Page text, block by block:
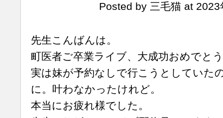
Posted by 三毛猫 at
先生こんばんは。
町医者ご卒業ライブ、大成功おめでと
実は妹が予約なしで行こうとしていた
に。叶わなかったけれど。
本当にお疲れ様でした。